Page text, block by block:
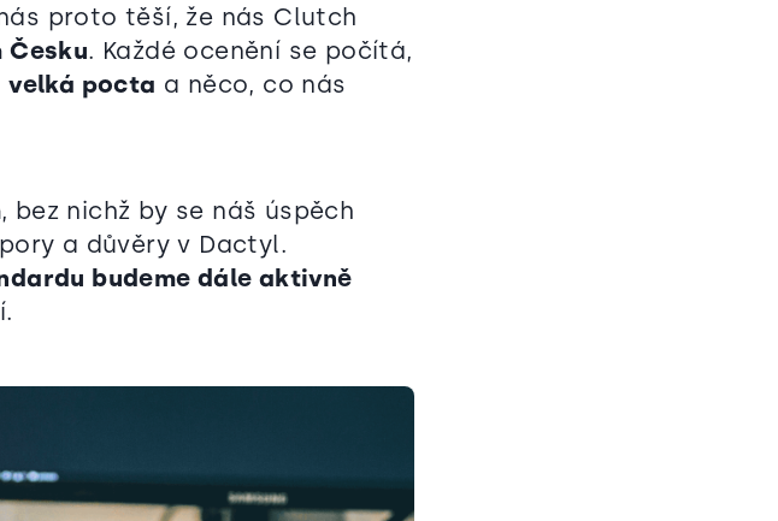
proto těší, že nás Clutch
Česku. Každé ocenění se počítá,
velká pocta a něco, co nás
, bez nichž by se náš úspěch
a důvěry v Dactyl.
budeme dále aktivně